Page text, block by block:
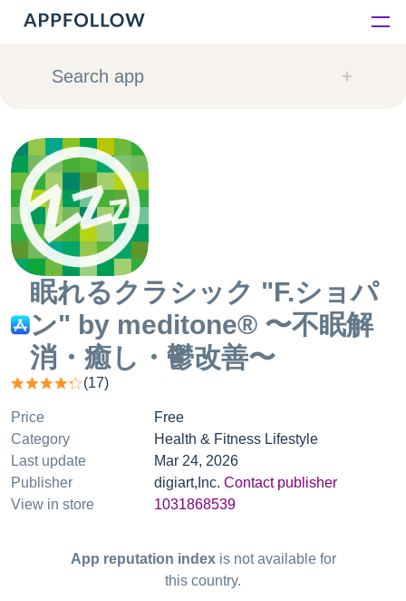
Platform
Consultancy
Customers
Resources
Pricing
Search app
眠れるクラシック "F.ショパ
ン" by meditone® 〜不眠解
消・癒し・鬱改善〜
(17)
Price
Free
Category
Health & Fitness Lifestyle
Last update
Mar 24, 2026
Publisher
digiart,Inc. Contact publisher
View in store
1031868539
App reputation indexis not available for
this country.